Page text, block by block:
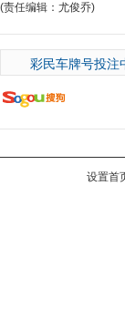
(责任编辑：尤俊乔)
彩民车牌号投注
设置首